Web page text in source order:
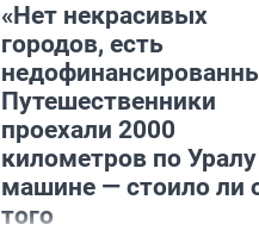
«Нет некрасивых
городов, есть
Путешественники
проехали 2000
километров по Уралу
машине — стоило ли
того